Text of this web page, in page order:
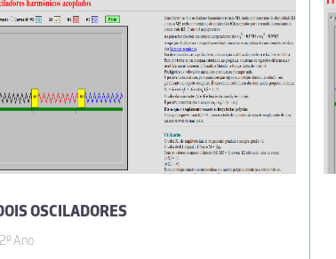
OSCILADORES
Ano